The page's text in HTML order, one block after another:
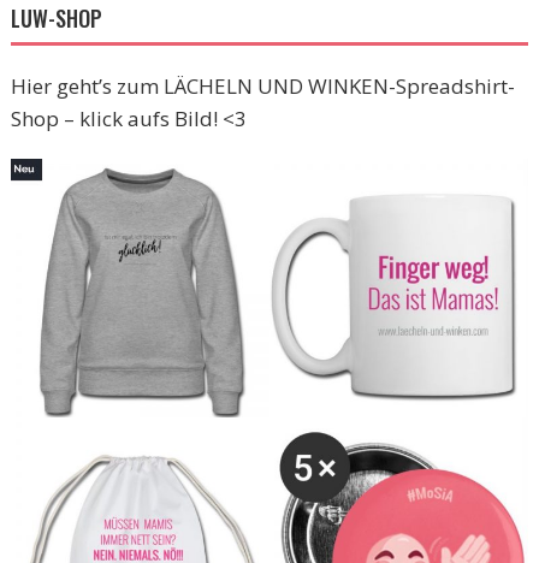
LUW-SHOP
Hier geht’s zum LÄCHELN UND WINKEN-Spreadshirt-
Shop – klick aufs Bild! <3